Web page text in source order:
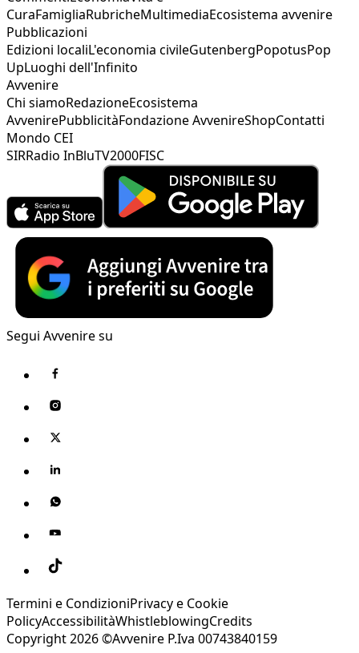
CuraFamigliaRubricheMultimediaEcosistema avvenire
Pubblicazioni
Edizioni localiL'economia civileGutenbergPopotusPop
UpLuoghi dell'Infinito
Avvenire
Chi siamoRedazioneEcosistema
AvvenirePubblicitàFondazione AvvenireShopContatti
Mondo CEI
SIRRadio InBluTV2000FISC
Segui Avvenire su
Termini e CondizioniPrivacy e Cookie
PolicyAccessibilitàWhistleblowingCredits
Copyright 2026 ©Avvenire P.Iva 00743840159